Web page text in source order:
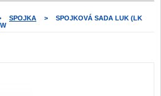
SPOJKA >
SPOJKOVÁ SADA LUK (LK